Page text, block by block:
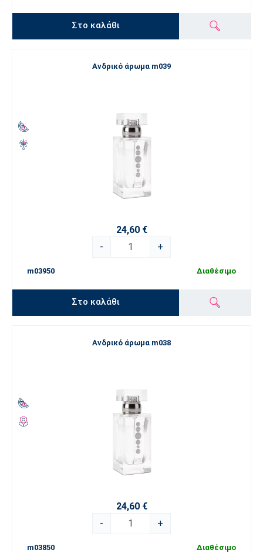
Στο καλάθι
Ανδρικό άρωμα m039
24,60 €
-
+
m03950 Διαθέσιμο
Στο καλάθι
Ανδρικό άρωμα m038
24,60 €
-
+
m03850 Διαθέσιμο